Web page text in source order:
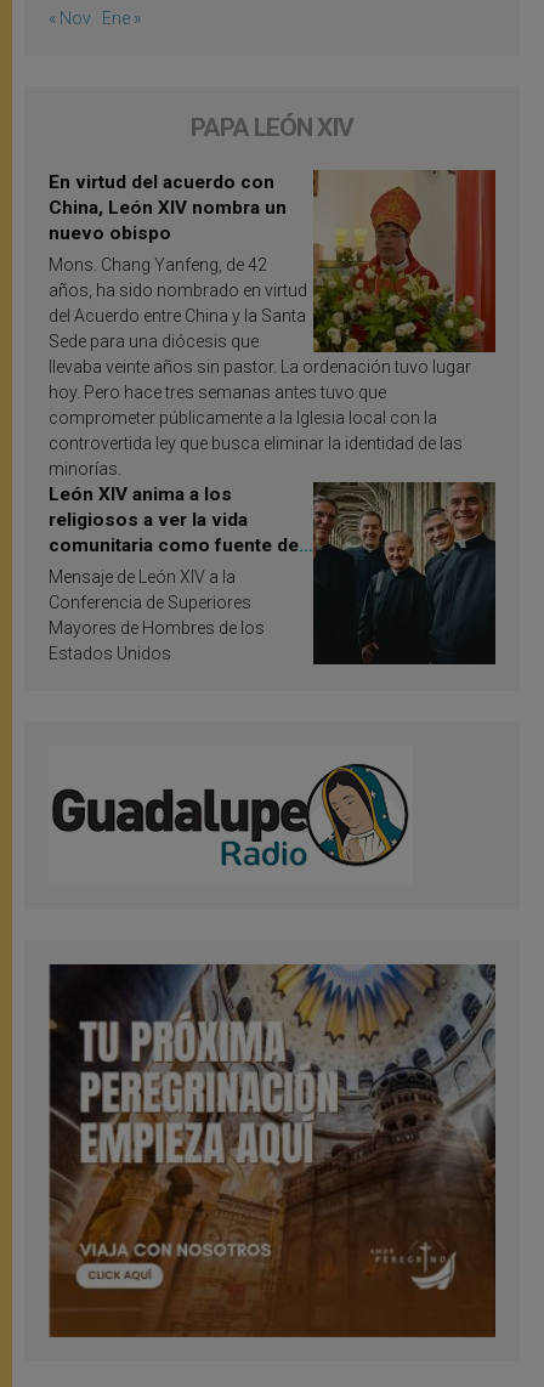
« Nov Ene »
PAPA LEÓN XIV
En virtud del acuerdo con
China, León XIV nombra un
nuevo obispo
Mons. Chang Yanfeng, de 42
años, ha sido nombrado en virtud
del Acuerdo entre China y la Santa
Sede para una diócesis que
llevaba veinte años sin pastor. La ordenación tuvo lugar
hoy. Pero hace tres semanas antes tuvo que
comprometer públicamente a la Iglesia local con la
controvertida ley que busca eliminar la identidad de las
minorías.
León XIV anima a los
religiosos a ver la vida
comunitaria como fuente de
inspiración y santificación
Mensaje de León XIV a la
Conferencia de Superiores
Mayores de Hombres de los
Estados Unidos